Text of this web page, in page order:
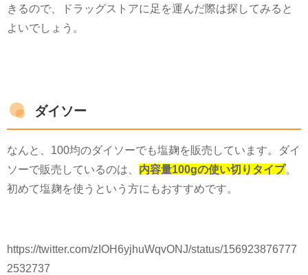
きるので、ドラッグストアに足を運んだ際は探してみると
よいでしょう。
ダイソー
なんと、 100均のダイソーでも塩麹を販売しています。ダイ
ソーで販売しているのは、 内容量100gの使い切りタイプ。
初めて塩麹を使うという方にもおすすめです。
https://twitter.com/zIOH6yjhuWqvONJ/status/156923876777
2532737